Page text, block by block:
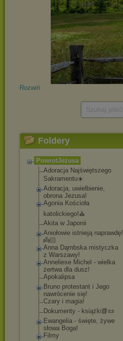
Rozwiń
Foldery
PowrotJezusa
Adoracja Najświętszego
Sakramentu☀️
Adoracja, uwielbienie,
obrona Jezusa!
Agonia Kościoła
katolickiego!⛪️
Akita w Japonii
Aniołowie istnieją naprawdę!
👼🏻
Anna Dąmbska mistyczka
z Warszawy!
Anneliese Michel - wielka
żertwa dla dusz!
Apokalipsa
Bruno protestant i Jego
nawrócenie się!
Czary i magia!
Dokumenty - książki📗📜
Ewangelia - święte, żywe
słowa Boga!
Filmy